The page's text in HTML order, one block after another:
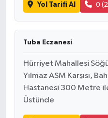
Yol Tarifi Al 0
Tuba Eczanesi
Hürriyet Mahallesi
Yılmaz ASM Karşısı,
Hastanesi 300 Metre
Üstünde